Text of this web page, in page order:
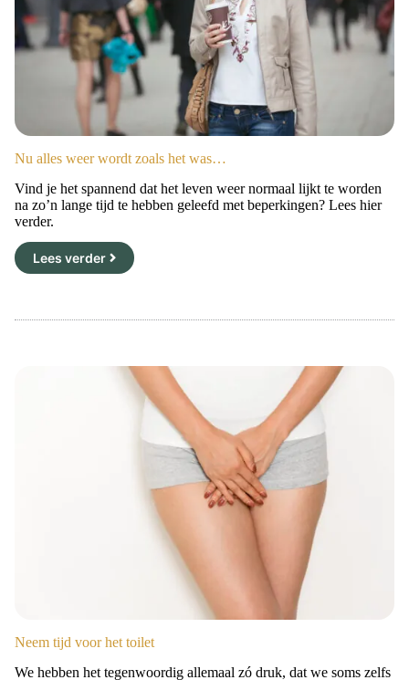
Nu alles weer wordt zoals het was…
Vind je het spannend dat het leven weer normaal lijkt te worden
na zo’n lange tijd te hebben geleefd met beperkingen? Lees hier
verder.
Lees verder
Neem tijd voor het toilet
We hebben het tegenwoordig allemaal zó druk, dat we soms zelfs